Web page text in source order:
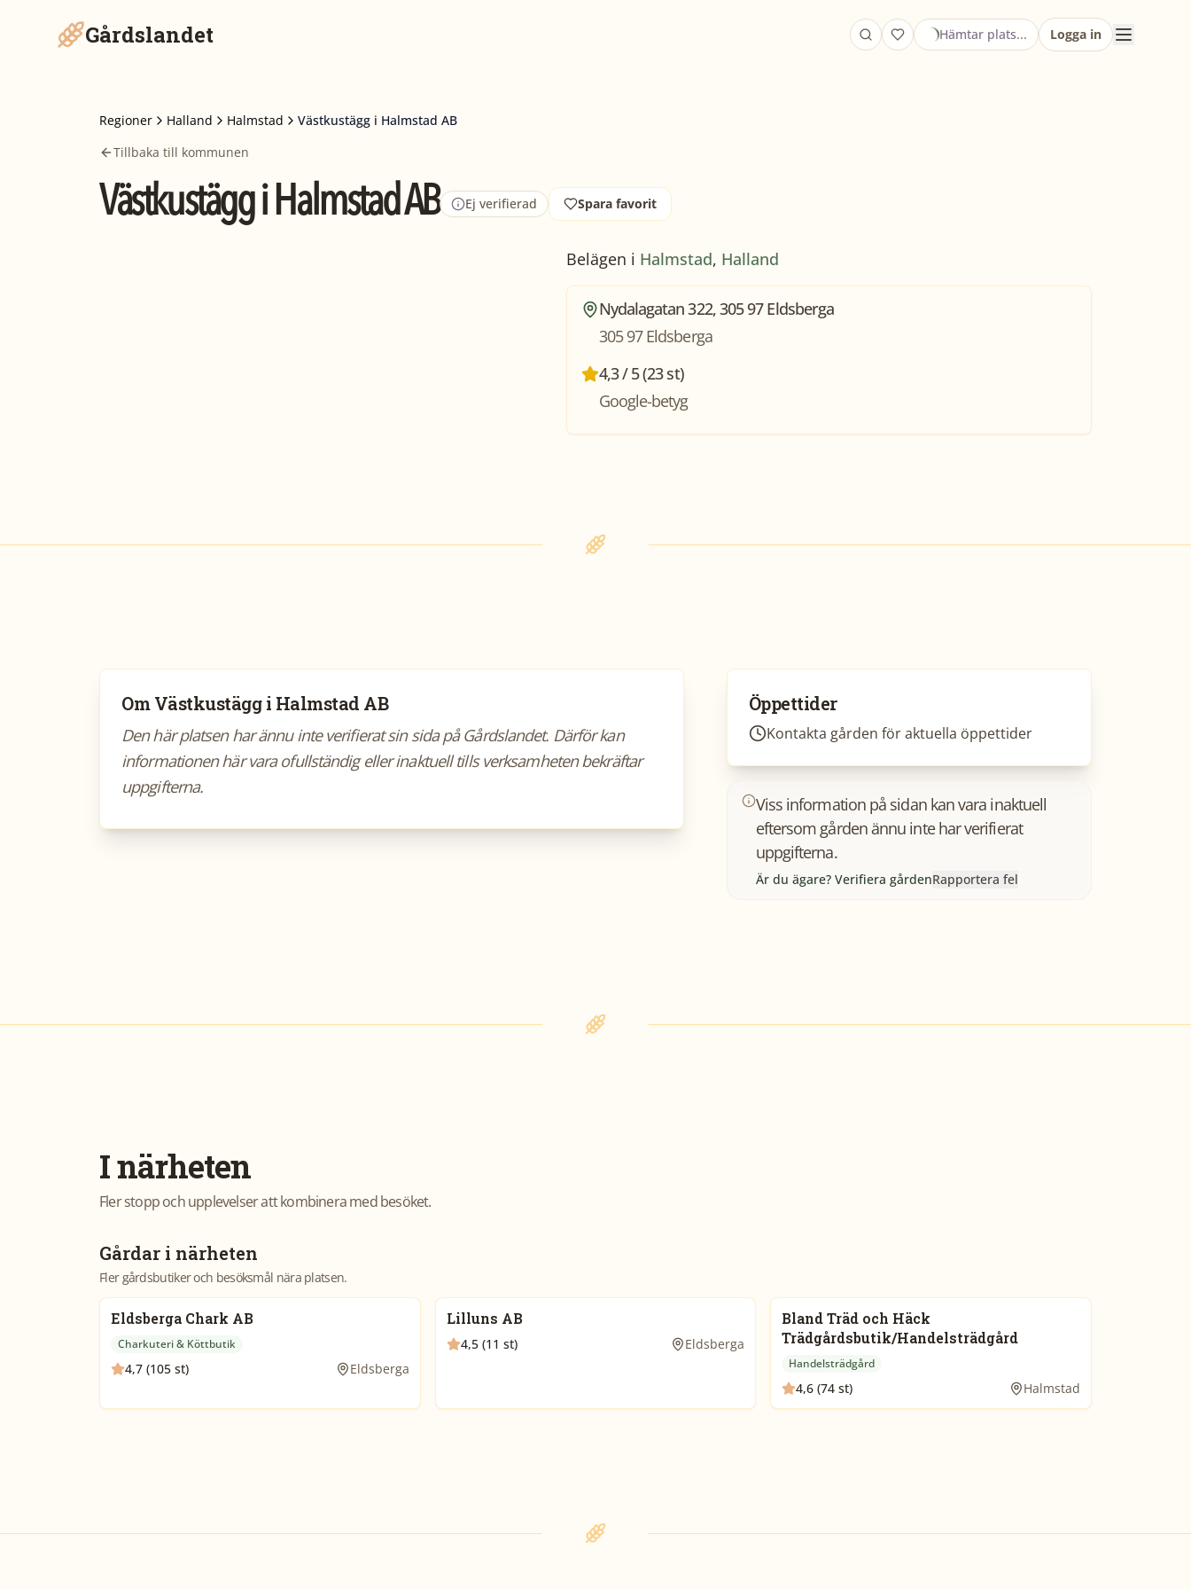
Gårdslandet Hämtar plats... Logga in
Regioner Halland Halmstad
Västkustägg i Halmstad AB
Tillbaka till kommunen
Västkustägg i Halmstad AB Ej verifierad Spara favorit
Belägen i Halmstad, Halland
Nydalagatan 322, 305 97 Eldsberga
305 97 Eldsberga
4,3 / 5 (23 st)
Google-betyg
OmVästkustägg i Halmstad AB
Den här platsen har ännu inte verifierat sin sida på Gårdslandet. Därför kan
informationen här vara ofullständig eller inaktuell tills verksamheten bekräftar
uppgifterna.
Öppettider
Kontakta gården för aktuella öppettider
Viss information på sidan kan vara inaktuell
eftersom gården ännu inte har verifierat
uppgifterna.
Är du ägare? Verifiera gårdenRapportera fel
I närheten
Fler stopp och upplevelser att kombinera med besöket.
Gårdar i närheten
Fler gårdsbutiker och besöksmål nära platsen.
Eldsberga Chark AB
Charkuteri & Köttbutik
4,7 (105 st) Eldsberga
Lilluns AB
4,5 (11 st) Eldsberga
Bland Träd och Häck
Trädgårdsbutik/Handelsträdgård
Handelsträdgård
4,6 (74 st) Halmstad